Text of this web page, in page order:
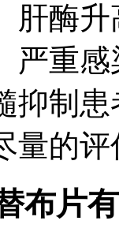
肝酶
严重
抑制
量的评
布片